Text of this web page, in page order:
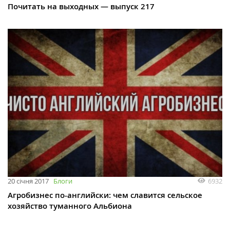
Почитать на выходных — выпуск 217
20 січня 2017 Блоги 6932
Агробизнес по-английски: чем славится сельское
хозяйство туманного Альбиона